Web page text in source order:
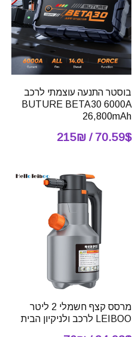
בוסטר התנעה עוצמתי לרכב
BUTURE BETA30 6000A
26,800mAh
70.59$ / 215₪
מרסס קצף חשמלי 2 ליטר
LEIBOO לרכב ולניקיון הבית